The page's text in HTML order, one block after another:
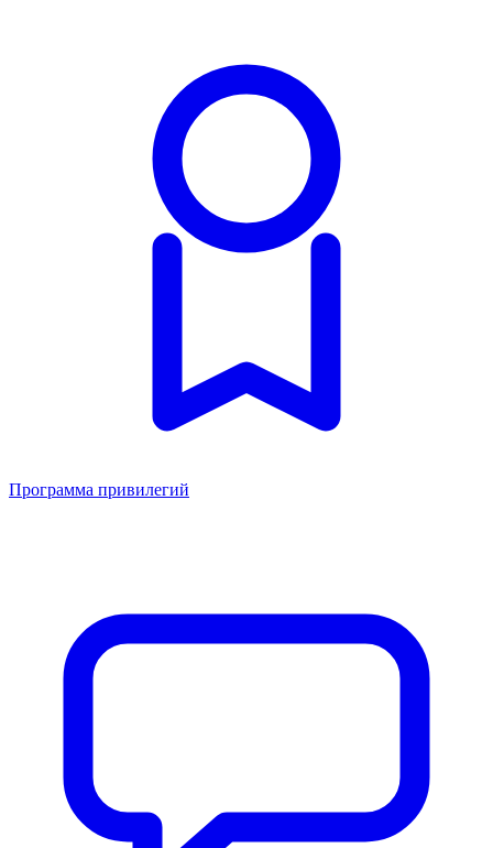
Программа привилегий